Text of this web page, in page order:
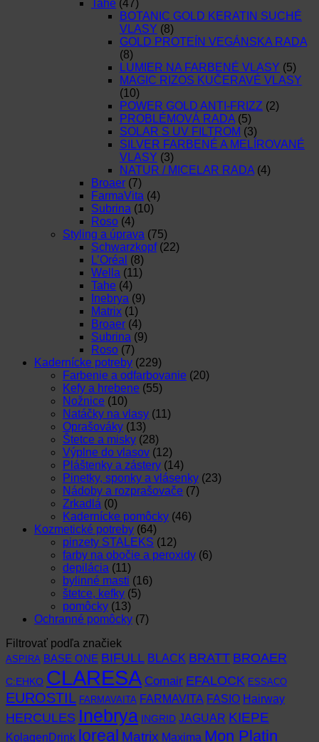
Tahe (47)
BOTANIC GOLD KERATIN SUCHÉ
VLASY (8)
GOLD PROTEÍN VEGÁNSKA RADA
(8)
LUMIER NA FARBENÉ VLASY (5)
MAGIC RIZOS KUČERAVÉ VLASY
(10)
POWER GOLD ANTI-FRIZZ (2)
PROBLÉMOVÁ RADA (5)
SOLAR S UV FILTROM (3)
SILVER FARBENÉ A MELÍROVANÉ
VLASY (3)
NATUR / MICELAR RADA (4)
Broaer (7)
FarmaVita (4)
Subrina (10)
Roso (4)
Styling a úprava (75)
Schwarzkopf (22)
L’Oréal (8)
Wella (11)
Tahe (4)
Inebrya (9)
Matrix (1)
Broaer (4)
Subrina (9)
Roso (7)
Kadernícke potreby (229)
Farbenie a odfarbovanie (20)
Kefy a hrebene (55)
Nožnice (10)
Natáčky na vlasy (11)
Oprašováky (13)
Štetce a misky (28)
Výplne do vlasov (12)
Pláštenky a zástery (14)
Pinetky, sponky a vlásenky (23)
Nádoby a rozprašovače (7)
Zrkadlá (0)
Kadernícke pomôcky (46)
Kozmetické potreby (64)
pinzety STALEKS (12)
farby na obočie a peroxidy (6)
depilácia (11)
bylinné masti (16)
štetce, kefky (5)
pomôcky (13)
Ochranné pomôcky (7)
Filtrovať podľa značiek
ASPIRA BASE ONE BIFULL BLACK BRATT BROAER
C:EHKO CLARESA Comair EFALOCK ESSACO
EUROSTIL FARMAVAITA FARMAVITA FASIO Hairway
HERCULES Inebrya INGRID JAGUAR KIEPE
KolagenDrink loreal Matrix Maxima Mon Platin